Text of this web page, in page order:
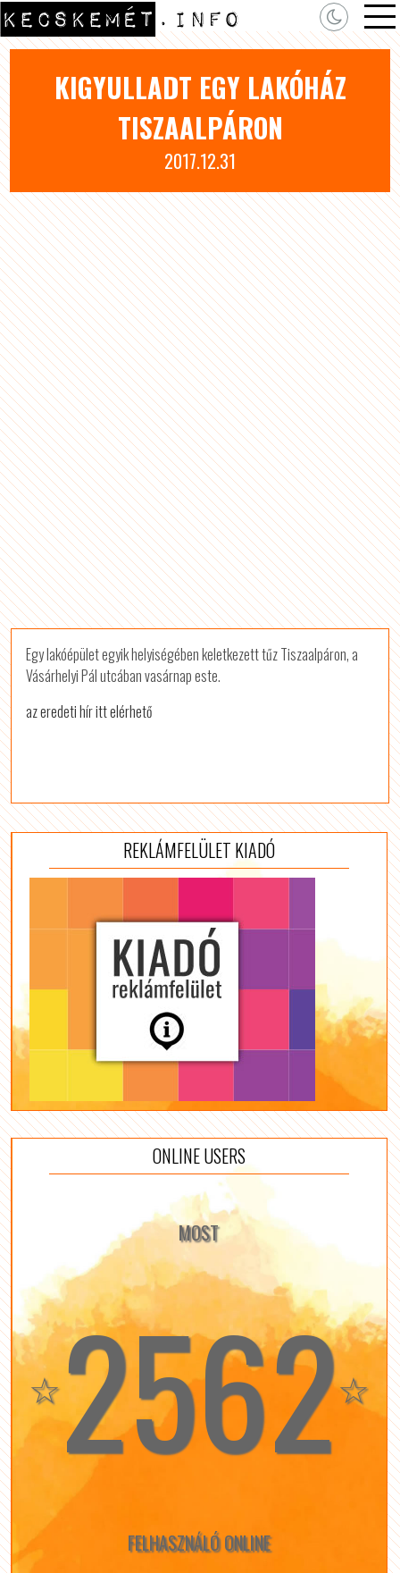
KIGYULLADT EGY LAKÓHÁZ
TISZAALPÁRON
2017.12.31
Egy lakóépület egyik helyiségében keletkezett tűz Tiszaalpáron, a
Vásárhelyi Pál utcában vasárnap este.
az eredeti hír itt elérhető
REKLÁMFELÜLET KIADÓ
ONLINE USERS
MOST
☆2562☆
FELHASZNÁLÓ ONLINE